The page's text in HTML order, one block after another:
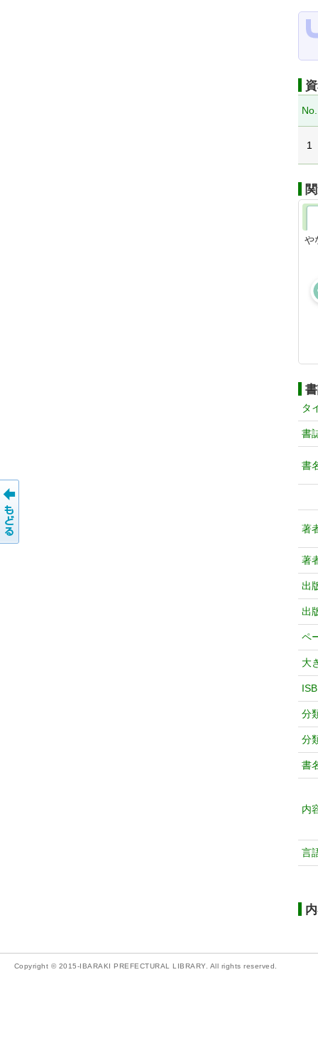
No.
1
や
タ
書
書
著
著
出
出
ペ
大
分
分
書
内
言
Copyright © 2015-IBARAKI PREFECTURAL LIBRARY. All rights reserved.